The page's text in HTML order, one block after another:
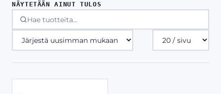
NÄYTETÄÄN AINUT TULOS
Tuotteita
sivulla